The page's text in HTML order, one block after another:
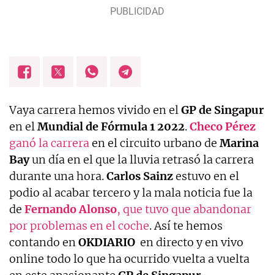
Vaya carrera hemos vivido en elGP de Singapur
en elMundial de Fórmula 1 2022.Checo Pérez
ganó la carreraen el circuito urbano de Marina
Bayun día en el que la lluvia retrasó la carrera
durante una hora.Carlos Sainzestuvo en el
podio al acabar tercero y la mala noticia fue la
de Fernando Alonso, que tuvo que abandonar
por problemas en el coche. Así te hemos
contando enOKDIARIO en directo y en vivo
online todo lo que ha ocurrido vuelta a vuelta